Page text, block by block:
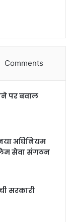
Comments
पर बवाल
अधिनियम
सेवा संगठन
सरकारी